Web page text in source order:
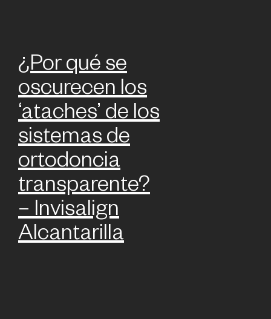
¿Por qué se
oscurecen los
‘ataches’ de los
sistemas de
ortodoncia
transparente?
– Invisalign
Alcantarilla